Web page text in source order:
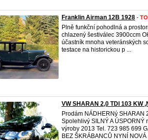
Franklin Airman 12B 1928 -
Plně funkční pohodlná a
chlazený šestiválec 3900ccm
účastník mnoha veteránských
testace na historickou p ...
VW SHARAN 2,0 TDI 103 KW
Prodám NÁDHERNý SHARAN
Spolehlivý SILNÝ A ÚSPORNÝ
výroby 2013 Tel. 723 985 699
BEZ ŠKRÁBANCŮ NYNÍ NOVÁ